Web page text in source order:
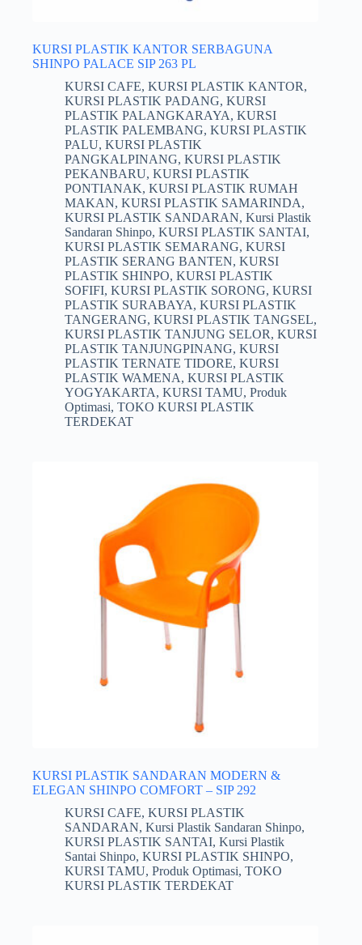
KURSI PLASTIK KANTOR SERBAGUNA
SHINPO PALACE SIP 263 PL
KURSI CAFE, KURSI PLASTIK KANTOR,
KURSI PLASTIK PADANG, KURSI
PLASTIK PALANGKARAYA, KURSI
PLASTIK PALEMBANG, KURSI PLASTIK
PALU, KURSI PLASTIK
PANGKALPINANG, KURSI PLASTIK
PEKANBARU, KURSI PLASTIK
PONTIANAK, KURSI PLASTIK RUMAH
MAKAN, KURSI PLASTIK SAMARINDA,
KURSI PLASTIK SANDARAN, Kursi Plastik
Sandaran Shinpo, KURSI PLASTIK SANTAI,
KURSI PLASTIK SEMARANG, KURSI
PLASTIK SERANG BANTEN, KURSI
PLASTIK SHINPO, KURSI PLASTIK
SOFIFI, KURSI PLASTIK SORONG, KURSI
PLASTIK SURABAYA, KURSI PLASTIK
TANGERANG, KURSI PLASTIK TANGSEL,
KURSI PLASTIK TANJUNG SELOR, KURSI
PLASTIK TANJUNGPINANG, KURSI
PLASTIK TERNATE TIDORE, KURSI
PLASTIK WAMENA, KURSI PLASTIK
YOGYAKARTA, KURSI TAMU, Produk
Optimasi, TOKO KURSI PLASTIK
TERDEKAT
KURSI PLASTIK SANDARAN MODERN &
ELEGAN SHINPO COMFORT – SIP 292
KURSI CAFE, KURSI PLASTIK
SANDARAN, Kursi Plastik Sandaran Shinpo,
KURSI PLASTIK SANTAI, Kursi Plastik
Santai Shinpo, KURSI PLASTIK SHINPO,
KURSI TAMU, Produk Optimasi, TOKO
KURSI PLASTIK TERDEKAT